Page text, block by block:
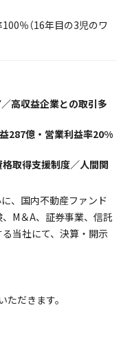
％（16年目の3児のワ
高収益企業との取引多
287億・営業利益率20%
取得支援制度／人間関
、国内不動産ファンド
M＆A、証券事業、信託
当社にて、決算・開示
だきます。